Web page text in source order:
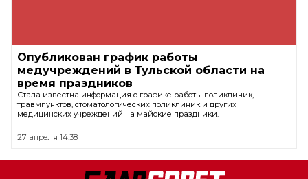
Опубликован график работы
медучреждений в Тульской области на
время праздников
Стала известна информация о графике работы поликлиник,
травмпунктов, стоматологических поликлиник и других
медицинских учреждений на майские праздники.
27 апреля 14:38